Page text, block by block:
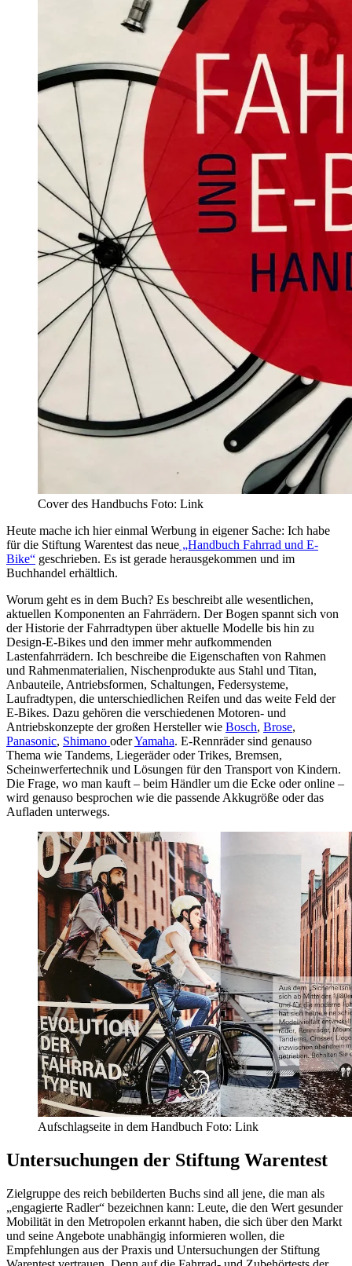
Cover des Handbuchs Foto: Link
Heute mache ich hier einmal Werbung in eigener Sache: Ich habe
für die Stiftung Warentest das neue „Handbuch Fahrrad und E-
Bike“ geschrieben. Es ist gerade herausgekommen und im
Buchhandel erhältlich.
Worum geht es in dem Buch? Es beschreibt alle wesentlichen,
aktuellen Komponenten an Fahrrädern. Der Bogen spannt sich von
der Historie der Fahrradtypen über aktuelle Modelle bis hin zu
Design-E-Bikes und den immer mehr aufkommenden
Lastenfahrrädern. Ich beschreibe die Eigenschaften von Rahmen
und Rahmenmaterialien, Nischenprodukte aus Stahl und Titan,
Anbauteile, Antriebsformen, Schaltungen, Federsysteme,
Laufradtypen, die unterschiedlichen Reifen und das weite Feld der
E-Bikes. Dazu gehören die verschiedenen Motoren- und
Antriebskonzepte der großen Hersteller wie Bosch, Brose,
Panasonic, Shimano oderYamaha. E-Rennräder sind genauso
Thema wie Tandems, Liegeräder oder Trikes, Bremsen,
Scheinwerfertechnik und Lösungen für den Transport von Kindern.
Die Frage, wo man kauft – beim Händler um die Ecke oder online –
wird genauso besprochen wie die passende Akkugröße oder das
Aufladen unterwegs.
Aufschlagseite in dem Handbuch Foto: Link
Untersuchungen der Stiftung Warentest
Zielgruppe des reich bebilderten Buchs sind all jene, die man als
„engagierte Radler“ bezeichnen kann: Leute, die den Wert gesunder
Mobilität in den Metropolen erkannt haben, die sich über den Markt
und seine Angebote unabhängig informieren wollen, die
Empfehlungen aus der Praxis und Untersuchungen der Stiftung